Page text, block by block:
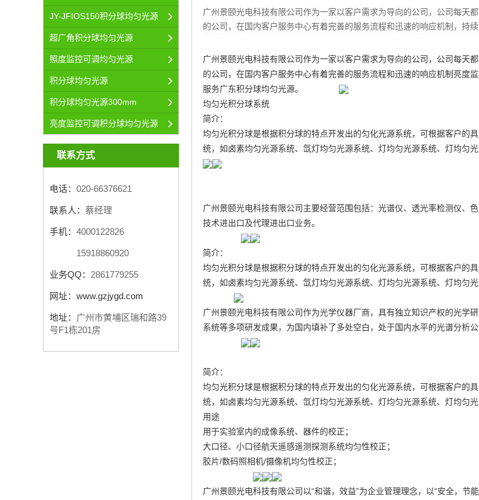
JY-JFIOS150积分球均匀光源
超广角积分球均匀光源
照度监控可调均匀光源
积分球均匀光源
积分球均匀光源300mm
亮度监控可调积分球均匀光源
联系方式
电话： 020-66376621
联系人： 蔡经理
手机： 4000122826
15918860920
业务QQ： 2861779255
网址： www.gzjygd.com
地址： 广州市黄埔区瑞和路39
号F1栋201房
广州景颐光电科技有限公司作为一家以客户需求为导向的公司，公司每天
的公司，在国内客户服务中心有着完善的服务流程和迅速的响应机制，持
广州景颐光电科技有限公司作为一家以客户需求为导向的公司，公司每天
的公司，在国内客户服务中心有着完善的服务流程和迅速的响应机制亮度
服务广东积分球均匀光源。
均匀光积分球系统
简介：
均匀光积分球是根据积分球的特点开发出的匀化光源系统，可根据客户的
统，如卤素均匀光源系统、氙灯均匀光源系统、灯均匀光源系统、灯均匀光
广州景颐光电科技有限公司主要经营范围包括：光谱仪、透光率检测仪、
技术进出口及代理进出口业务。
简介：
均匀光积分球是根据积分球的特点开发出的匀化光源系统，可根据客户的
统，如卤素均匀光源系统、氙灯均匀光源系统、灯均匀光源系统、灯均匀光
广州景颐光电科技有限公司作为光学仪器厂商，具有独立知识产权的光学
系统等多项研发成果，为国内填补了多处空白，处于国内水平的光谱分析
简介：
均匀光积分球是根据积分球的特点开发出的匀化光源系统，可根据客户的
统，如卤素均匀光源系统、氙灯均匀光源系统、灯均匀光源系统、灯均匀光
用途
用于实验室内的成像系统、器件的校正；
大口径、小口径航天遥感遥测探测系统均匀性校正；
胶片/数码照相机/摄像机均匀性校正；
广州景颐光电科技有限公司以“和谐，效益”为企业管理理念，以“安全，节